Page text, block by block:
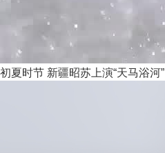
初夏时节 新疆昭苏上演“天马浴河”